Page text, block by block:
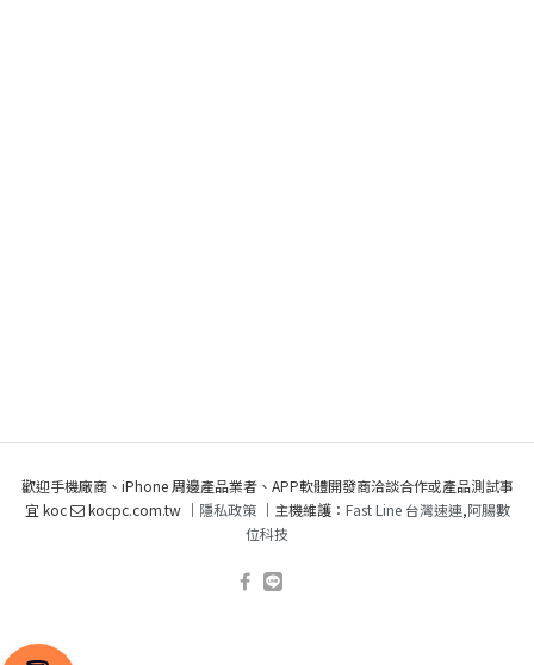
歡迎手機廠商、iPhone 周邊產品業者、APP軟體開發商洽談合作或產品測試事
宜 koc
kocpc.com.tw ｜ 隱私政策｜主機維護： Fast Line 台灣速連,阿腸數
位科技